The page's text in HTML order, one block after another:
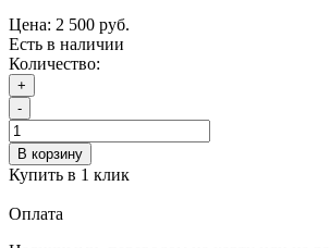
Цена: 2 500 руб.
Есть в наличии
Количество:
+
-
В корзину
Купить в 1 клик
Оплата